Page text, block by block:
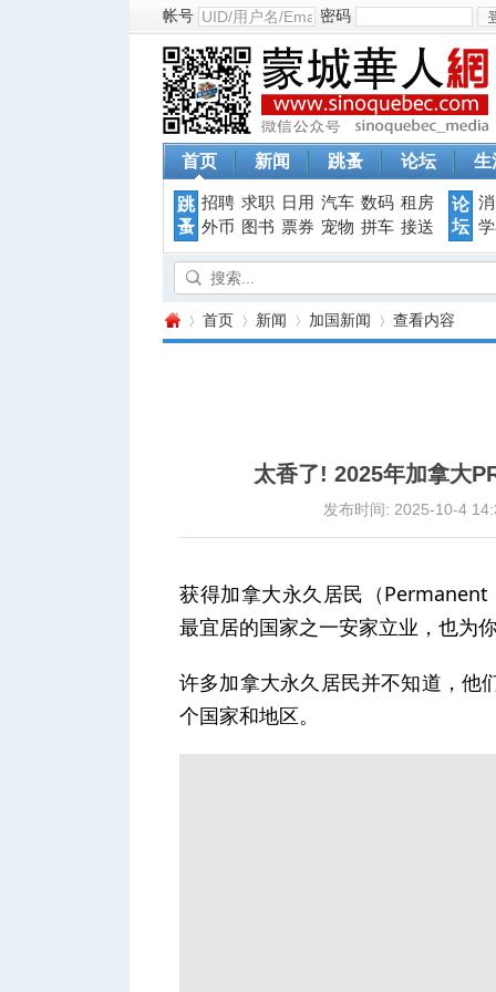
帐号 密码
首页 新闻 跳蚤 论坛 生
跳
蚤
招聘 求职 日用 汽车 数码 租房
外币
图书 票券 宠物 拼车 接送
论
坛
首页 新闻 加国新闻 查看内容
太香了! 2025年加拿大
发布时间: 2025-10-4
获得加拿大永久居民（Permanent
最宜居的国家之一安家立业，也为
许多加拿大永久居民并不知道，他
个国家和地区。